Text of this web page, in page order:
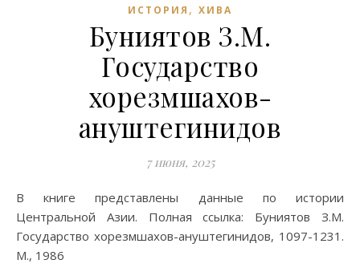
ИСТОРИЯ , ХИВА
Буниятов З.М.
Государство
хорезмшахов-
ануштегинидов
7 июня, 2025
В книге представлены данные по истории
Центральной Азии. Полная ссылка: Буниятов З.М.
Государство хорезмшахов-ануштегинидов, 1097-1231.
М., 1986